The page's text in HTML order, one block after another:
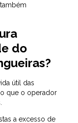
do
útil das
que o operador
a excesso de